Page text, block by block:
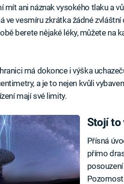
mít ani náznak vysokého tlaku a
ve vesmíru zkrátka žádné
berete nějaké léky, můžete na
má dokonce i výška
a je to nejen kvůli
mají své limity.
Stojí to
Přísná
přímo